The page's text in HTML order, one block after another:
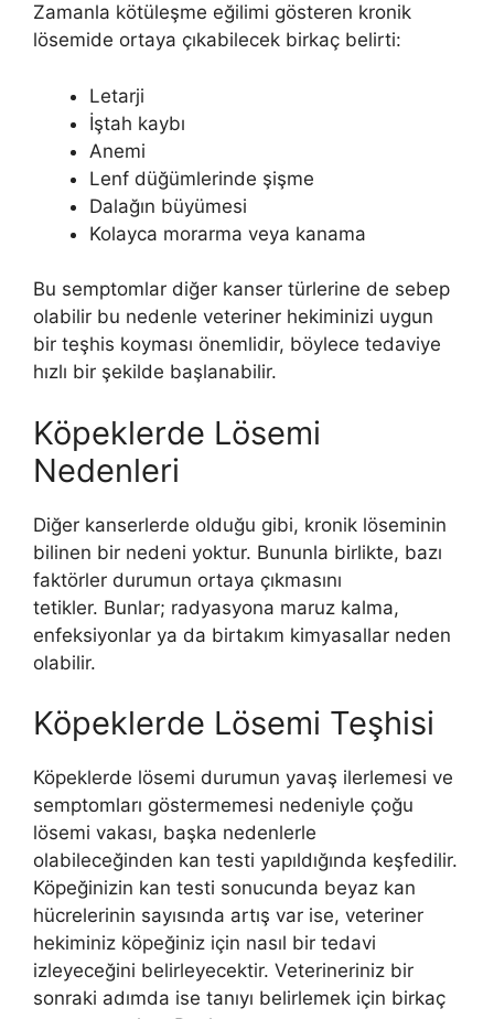
Zamanla kötüleşme eğilimi gösteren kronik
lösemide ortaya çıkabilecek birkaç belirti:
Letarji
İştah kaybı
Anemi
Lenf düğümlerinde şişme
Dalağın büyümesi
Kolayca morarma veya kanama
Bu semptomlar diğer kanser türlerine de sebep
olabilir bu nedenle veteriner hekiminizi uygun
bir teşhis koyması önemlidir, böylece tedaviye
hızlı bir şekilde başlanabilir.
Köpeklerde Lösemi
Nedenleri
Diğer kanserlerde olduğu gibi, kronik löseminin
bilinen bir nedeni yoktur. Bununla birlikte, bazı
faktörler durumun ortaya çıkmasını
tetikler. Bunlar; radyasyona maruz kalma,
enfeksiyonlar ya da birtakım kimyasallar neden
olabilir.
Köpeklerde Lösemi Teşhisi
Köpeklerde lösemi durumun yavaş ilerlemesi ve
semptomları göstermemesi nedeniyle çoğu
lösemi vakası, başka nedenlerle
olabileceğinden kan testi yapıldığında keşfedilir.
Köpeğinizin kan testi sonucunda beyaz kan
hücrelerinin sayısında artış var ise, veteriner
hekiminiz köpeğiniz için nasıl bir tedavi
izleyeceğini belirleyecektir. Veterineriniz bir
sonraki adımda ise tanıyı belirlemek için birkaç